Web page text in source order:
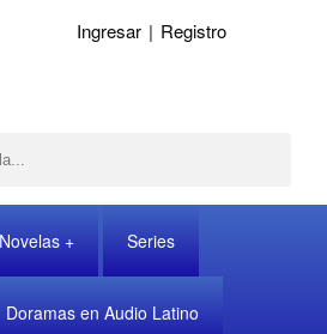
Ingresar | Registro
Novelas Series
Doramas en Audio Latino